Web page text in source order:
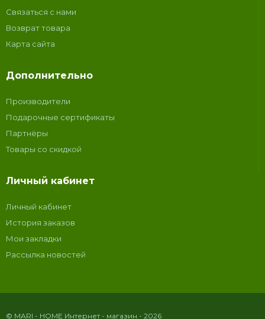
Связаться с нами
Возврат товара
Карта сайта
Дополнительно
Производители
Подарочные сертификаты
Партнёры
Товары со скидкой
Личный кабинет
Личный кабинет
История заказов
Мои закладки
Рассылка новостей
© MARI - HOME Интернет - магазин - 2026